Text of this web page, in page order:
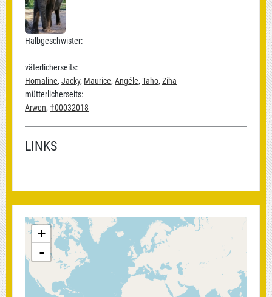
Halbgeschwister:
väterlicherseits:
Homaline, Jacky, Maurice, Angéle, Taho, Ziha
mütterlicherseits:
Arwen, †00032018
LINKS
+
-